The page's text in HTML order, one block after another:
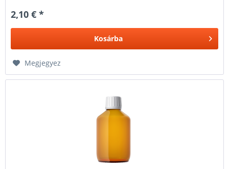
2,10 € *
Kosárba
Megjegyez